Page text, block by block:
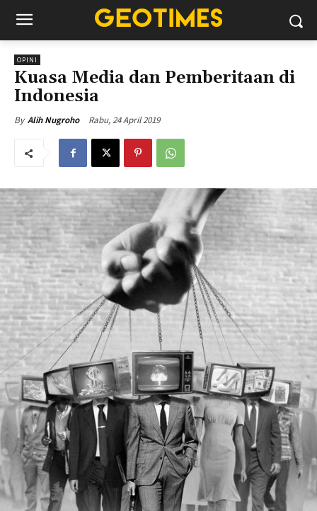
OPINI
Kuasa Media dan Pemberitaan di
Indonesia
By Alih Nugroho Rabu, 24 April 2019